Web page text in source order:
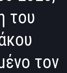
του
τον